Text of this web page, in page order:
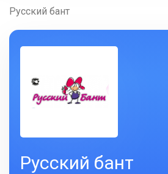
Русский бант
Русский бант